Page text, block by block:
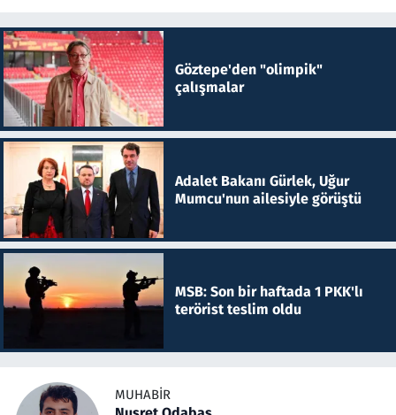
Göztepe'den "olimpik"
çalışmalar
Adalet Bakanı Gürlek, Uğur
Mumcu'nun ailesiyle görüştü
MSB: Son bir haftada 1 PKK'lı
terörist teslim oldu
MUHABIR